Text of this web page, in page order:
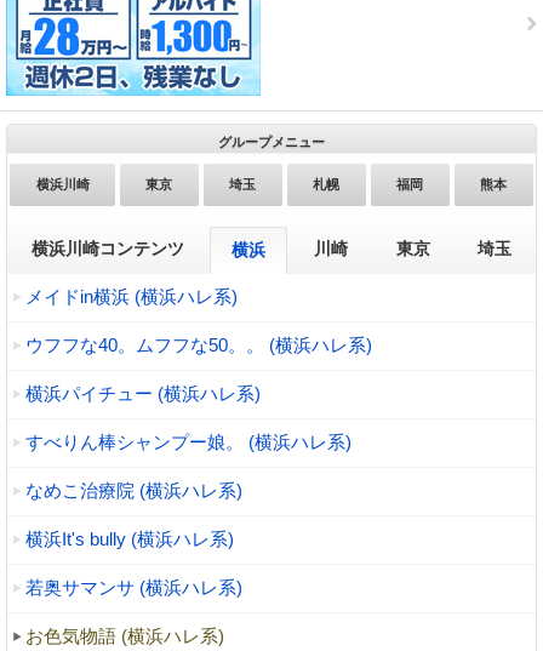
グループメニュー
横浜川崎 東京 埼玉 札幌 福岡 熊本
横浜川崎コンテンツ 横浜 川崎 東京 埼玉
メイドin横浜 (横浜ハレ系)
ウフフな40。ムフフな50。。 (横浜ハレ系)
横浜パイチュー (横浜ハレ系)
すべりん棒シャンプー娘。 (横浜ハレ系)
なめこ治療院 (横浜ハレ系)
横浜It's bully (横浜ハレ系)
若奥サマンサ (横浜ハレ系)
お色気物語 (横浜ハレ系)